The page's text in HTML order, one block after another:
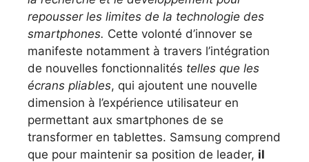
repousser les limites de la technologie des
smartphones. Cette volonté d’innover se
manifeste notamment à travers l’intégration
de nouvelles fonctionnalités telles que les
écrans pliables, qui ajoutent une nouvelle
dimension à l’expérience utilisateur en
permettant aux smartphones de se
transformer en tablettes. Samsung comprend
que pour maintenir sa position de leader, il